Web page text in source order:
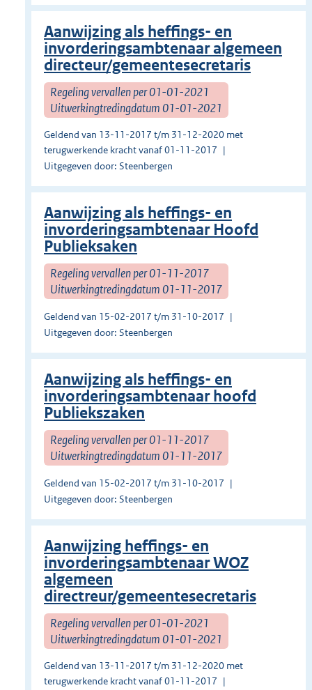
Aanwijzing als heffings- en
invorderingsambtenaar algemeen
directeur/gemeentesecretaris
Regeling vervallen per 01-01-2021
Uitwerkingtredingdatum 01-01-2021
Geldend van 13-11-2017 t/m 31-12-2020 met
terugwerkende kracht vanaf 01-11-2017
Uitgegeven door: Steenbergen
Aanwijzing als heffings- en
invorderingsambtenaar Hoofd
Publieksaken
Regeling vervallen per 01-11-2017
Uitwerkingtredingdatum 01-11-2017
Geldend van 15-02-2017 t/m 31-10-2017
Uitgegeven door: Steenbergen
Aanwijzing als heffings- en
invorderingsambtenaar hoofd
Publiekszaken
Regeling vervallen per 01-11-2017
Uitwerkingtredingdatum 01-11-2017
Geldend van 15-02-2017 t/m 31-10-2017
Uitgegeven door: Steenbergen
Aanwijzing heffings- en
invorderingsambtenaar WOZ
algemeen
directreur/gemeentesecretaris
Regeling vervallen per 01-01-2021
Uitwerkingtredingdatum 01-01-2021
Geldend van 13-11-2017 t/m 31-12-2020 met
terugwerkende kracht vanaf 01-11-2017